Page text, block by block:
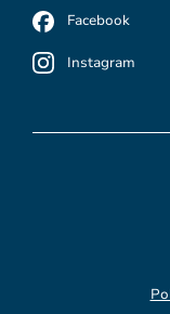
Facebook
Instagram